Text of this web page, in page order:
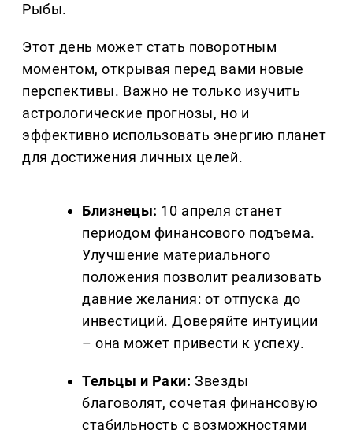
Рыбы.
Этот день может стать поворотным
моментом, открывая перед вами новые
перспективы. Важно не только изучить
астрологические прогнозы, но и
эффективно использовать энергию планет
для достижения личных целей.
Близнецы: 10 апреля станет
периодом финансового подъема.
Улучшение материального
положения позволит реализовать
давние желания: от отпуска до
инвестиций. Доверяйте интуиции
– она может привести к успеху.
Тельцы и Раки: Звезды
благоволят, сочетая финансовую
стабильность с возможностями